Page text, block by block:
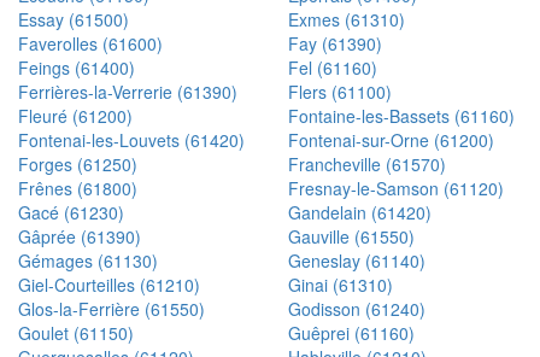
Essay (61500)
Exmes (61310)
Faverolles (61600)
Fay (61390)
Feings (61400)
Fel (61160)
Ferrières-la-Verrerie (61390)
Flers (61100)
Fleuré (61200)
Fontaine-les-Bassets (61160)
Fontenai-les-Louvets (61420)
Fontenai-sur-Orne (61200)
Forges (61250)
Francheville (61570)
Frênes (61800)
Fresnay-le-Samson (61120)
Gacé (61230)
Gandelain (61420)
Gâprée (61390)
Gauville (61550)
Gémages (61130)
Geneslay (61140)
Giel-Courteilles (61210)
Ginai (61310)
Glos-la-Ferrière (61550)
Godisson (61240)
Goulet (61150)
Guêprei (61160)